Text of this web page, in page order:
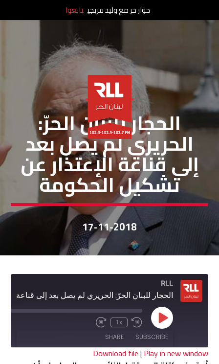
خاص لبنان الحر
الحجار للبنان الحرّ:
الحريري لم يصل بعد
إلى قناعة الإعتذار عن
تشكيل الحكومة
17-11-2018
RLL
Play
Episode
Rewind
10
Seconds
1x
Fast
seconds
SUBSCRIBE
SHARE
Download file| Play in new window
حوار حر مع وليد فريجي تابعوا